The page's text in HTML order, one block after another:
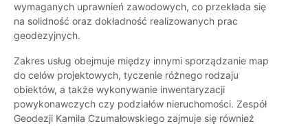
wymaganych uprawnień zawodowych, co przekłada się
na solidność oraz dokładność realizowanych prac
geodezyjnych.
Zakres usług obejmuje między innymi sporządzanie map
do celów projektowych, tyczenie różnego rodzaju
obiektów, a także wykonywanie inwentaryzacji
powykonawczych czy podziałów nieruchomości. Zespół
Geodezji Kamila Czumałowskiego zajmuje się również